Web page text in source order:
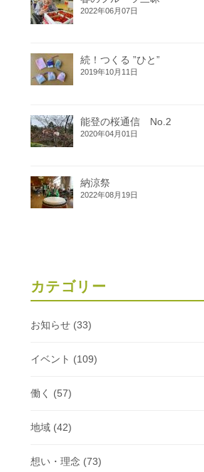
2022年06月07日
続！つくる ”ひと”
2019年10月11日
能登の桜通信 No.2
2020年04月01日
納涼祭
2022年08月19日
カテゴリー
お知らせ(33)
イベント (109)
働く (57)
地域(42)
想い・理念 (73)